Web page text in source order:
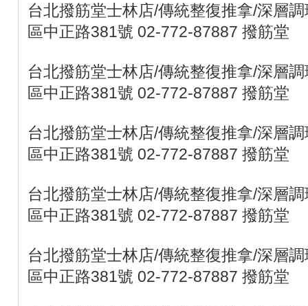
台北撥筋堂士林店/傳統整復推拿/深層
區中正路381號 02-772-87887 撥筋堂
台北撥筋堂士林店/傳統整復推拿/深層
區中正路381號 02-772-87887 撥筋堂
台北撥筋堂士林店/傳統整復推拿/深層
區中正路381號 02-772-87887 撥筋堂
台北撥筋堂士林店/傳統整復推拿/深層
區中正路381號 02-772-87887 撥筋堂
台北撥筋堂士林店/傳統整復推拿/深層
區中正路381號 02-772-87887 撥筋堂